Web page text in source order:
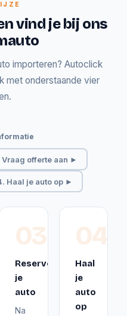
vind je bij ons
importeren? Autoclick
met onderstaande vier
Vraag offerte aan ►
Haal je auto op ►
03
Reserveer
je
auto
Na
04
Haal
je
auto
op